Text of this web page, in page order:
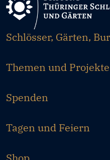
Schlösser, Gärten,
Themen und Projekte
Spenden
Tagen und Feiern